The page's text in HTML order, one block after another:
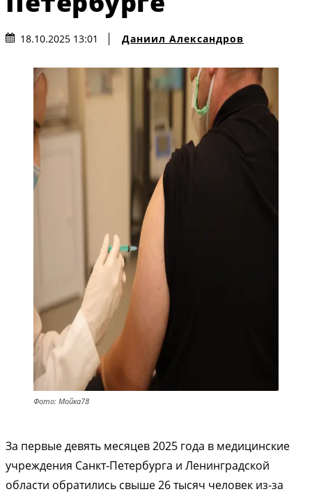
18.10.2025 13:01 Даниил Александров
Фото: Мойка78
За первые девять месяцев 2025 года в медицинские
учреждения Санкт-Петербурга и Ленинградской
области обратились свыше 26 тысяч человек из-за